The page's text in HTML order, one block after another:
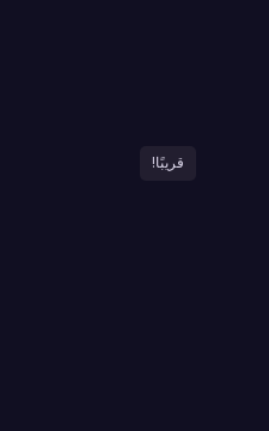
قريبًا!